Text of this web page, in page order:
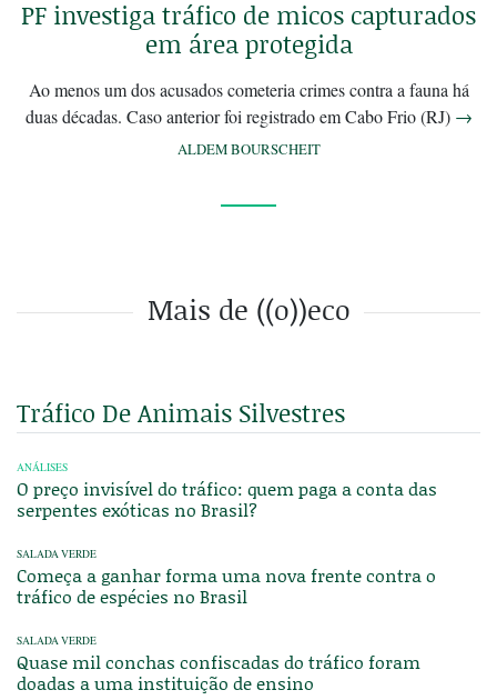
PF investiga tráfico de micos capturados
em área protegida
Ao menos um dos acusados cometeria crimes contra a fauna há
duas décadas. Caso anterior foi registrado em Cabo Frio (RJ) →
ALDEM BOURSCHEIT
Mais de ((o))eco
Tráfico De Animais Silvestres
ANÁLISES
O preço invisível do tráfico: quem paga a conta das
serpentes exóticas no Brasil?
SALADA VERDE
Começa a ganhar forma uma nova frente contra o
tráfico de espécies no Brasil
SALADA VERDE
Quase mil conchas confiscadas do tráfico foram
doadas a uma instituição de ensino